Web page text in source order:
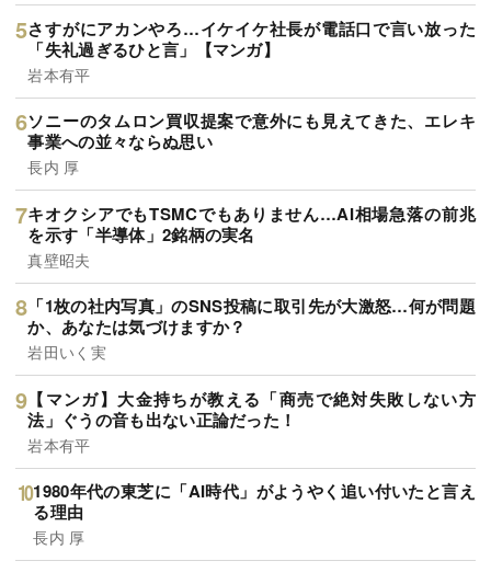
さすがにアカンやろ…イケイケ社長が電話口で言い放った
「失礼過ぎるひと言」【マンガ】
岩本有平
ソニーのタムロン買収提案で意外にも見えてきた、エレキ
事業への並々ならぬ思い
長内 厚
キオクシアでもTSMCでもありません…AI相場急落の前兆
を示す「半導体」2銘柄の実名
真壁昭夫
「1枚の社内写真」のSNS投稿に取引先が大激怒…何が問題
か、あなたは気づけますか？
岩田いく実
【マンガ】大金持ちが教える「商売で絶対失敗しない方
法」ぐうの音も出ない正論だった！
岩本有平
1980年代の東芝に「AI時代」がようやく追い付いたと言え
る理由
長内 厚